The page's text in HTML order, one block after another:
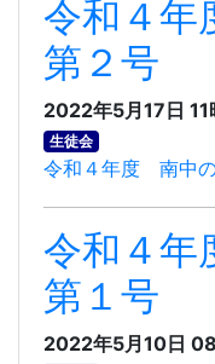
令和４
第２号
2022年5月17日
生徒会
令和４年度 南中
令和４
第１号
2022年5月10日